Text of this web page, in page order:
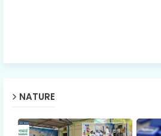
NATURE